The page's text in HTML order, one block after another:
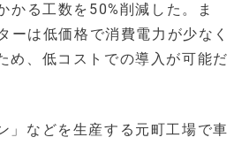
かる工数を50%削減した。ま
ーは低価格で消費電力が少なく
め、低コストでの導入が可能だ
」などを生産する元町工場で車